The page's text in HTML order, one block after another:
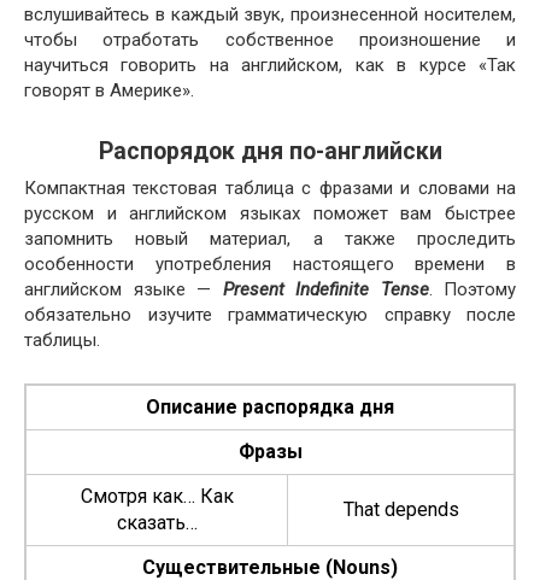
вслушивайтесь в каждый звук, произнесенной носителем,
чтобы отработать собственное произношение и
научиться говорить на английском, как в курсе «Так
говорят в Америке».
Распорядок дня по-английски
Компактная текстовая таблица с фразами и словами на
русском и английском языках поможет вам быстрее
запомнить новый материал, а также проследить
особенности употребления настоящего времени в
английском языке — Present Indef­i­nite Tense. Поэтому
обязательно изучите грамматическую справку после
таблицы.
Описание распорядка дня
Фразы
Смотря как… Как
сказать…
That depends
Существительные (Nouns)